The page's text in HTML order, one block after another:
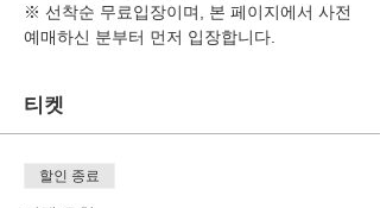
※ 선착순 무료입장이며, 본 페이지에서 사전
예매하신 분부터 먼저 입장합니다.
티켓
할인 종료